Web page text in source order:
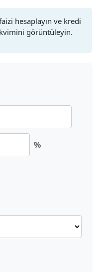
hesaplayın ve kredi
görüntüleyin.
%